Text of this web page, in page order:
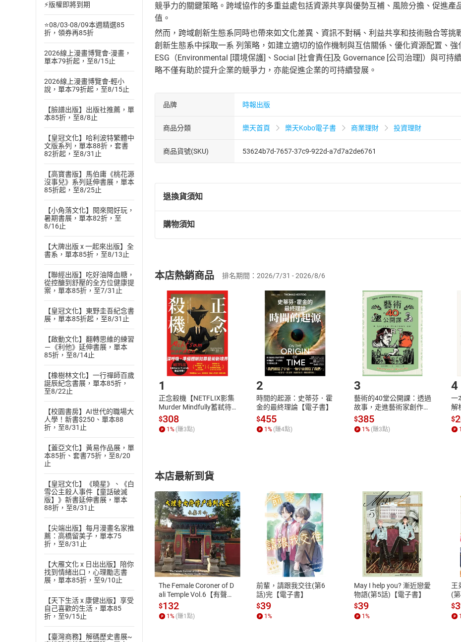
⚡版權即將到期
⭐08/03-08/09本週精選85
折，領券再85折
2026線上漫畫博覽會-漫畫，
單本79折起，至8/15止
2026線上漫畫博覽會-輕小
說，單本79折起，至8/15止
【臉譜出版】出版社推薦，單
本85折，至8/8止
【皇冠文化】哈利波特繁體中
文版系列，單本88折，套書
82折起，至8/31止
【高寶書版】馬伯庸《桃花源
沒事兒》系列延伸書展，單本
85折起，至8/25止
【小角落文化】閱來閱好玩，
暑期書展，單本82折，至
8/16止
【大牌出版 x 一起來出版】全
書系，單本85折，至8/13止
【聯經出版】吃好油降血糖，
從控醣到舒壓的全方位健康提
案，單本85折，至7/31止
【皇冠文化】東野圭吾紀念書
展，單本85折起，至8/31止
【啟動文化】翻轉思維的練習
－《利他》延伸書展，單本
85折，至8/14止
【橡樹林文化】一行禪師百歲
誕辰紀念書展，單本85折，
至8/22止
【校園書房】AI世代的職場大
人學！新書$250、單本88
折，至8/31止
【蓋亞文化】黃易作品展，單
本85折、套書75折，至8/20
止
【皇冠文化】《曉星》、《白
雪公主殺人事件【童話破滅
版】》新書延伸書展，單本
88折，至8/31止
【尖端出版】每月漫畫名家推
薦：高橋留美子，單本75
折，至8/31止
【大雁文化 x 日出出版】陪你
找到情緒出口，心理勵志書
展，單本85折，至9/10止
【天下生活 x 康健出版】享受
自己喜歡的生活，單本85
折，至9/15止
【臺灣商務】解碼歷史書展~
競爭力的關鍵策略。跨域協作的多重益處包括資源共享與優勢互補、風險分擔、促進
值。
然而，跨域創新生態系同時也帶來如文化差異、資訊不對稱、利益共享和技術融合等
創新生態系中採取一系 列策略，如建立適切的協作機制與互信關係、優化資源配置、
ESG（Environmental [環境保護]、Social [社會責任]及 Governance [公司治理]）與可
略不僅有助於提升企業的競爭力，亦能促進企業的可持續發展。
品牌 時報出版
商品分類 樂天首頁 樂天Kobo電子書 商業理財 投資理財
商品貨號(SKU) 53624b7d-7657-37c9-922d-a7d7a2de6761
退換貨須知
退換貨規定：
(一)依消費者保護法第19條第1項後段暨通訊交易解除權合理例外情事適用準則第
(二)消費者訂購本店鋪之商品即代表知悉本店鋪所銷售之商品為電子書，屬非以
且已下載/存取電子書，不得請求退貨退款。
退貨方式：您欲取消訂單或辦理退貨時，請登入樂天市場，並於「我的訂單」中點
貨」，本店鋪將依您的申請進行審核，待審核通過後將為您辦理退款事宜。
請注意，樂天市場須以整筆訂單為單位進行取消/退貨，恕無法以單支商品取消/退貨
購物須知
挑選商品
Choose
放入購物車
Shopping cart
登入帳號
Login
購書後，如何開始使用？
Step1.選擇閱讀載具 Step2.登入帳
付款方式
ATM轉帳、信用卡、LINE PAY、AFTEE
退換貨規範
本店是否提供消費者保護法七日猶豫期
之權利，遽消費者保護法及通訊交易解
除權合理例外情事適用準則，依商品性
質各有不同規定。詳細退換貨說明請參
照各商品說明。
本店熱銷商品 排名期間：2026/7/31 - 2026/8/6
1
正念殺機【NETFLIX影集
Murder Mindfully蓄弒待
發】【電子書】
$308
1% (賺3點)
2
時間的起源：史蒂芬．霍
金的最終理論【電子書】
$455
1% (賺4點)
3
藝術的40堂公開課：透過
故事，走進藝術家創作現
場，看藝術如何誕生、如
何形塑人類生活【電子
書】
$385
1% (賺3點)
4
一
解
全
【
$
本店最新到貨
The Female Coroner of D
ali Temple Vol.6【有聲
書】
$132
1 % (賺1 點)
前輩，請跟我交往(第6
話)完【電子書】
$39
1 %
May I help you? 漸近戀愛
物語(第5話)【電子書】
$39
1 %
王
(
$